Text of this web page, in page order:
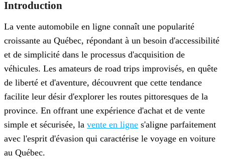
Introduction
La vente automobile en ligne connaît une popularité
croissante au Québec, répondant à un besoin d'accessibilité
et de simplicité dans le processus d'acquisition de
véhicules. Les amateurs de road trips improvisés, en quête
de liberté et d'aventure, découvrent que cette tendance
facilite leur désir d'explorer les routes pittoresques de la
province. En offrant une expérience d'achat et de vente
simple et sécurisée, la vente en ligne s'aligne parfaitement
avec l'esprit d'évasion qui caractérise le voyage en voiture
au Québec.